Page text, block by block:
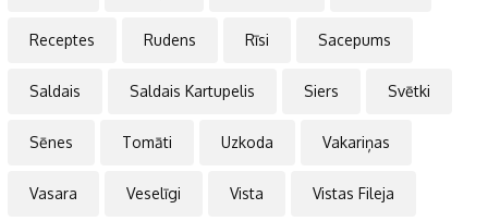
Receptes Rudens Rīsi Sacepums
Saldais Saldais Kartupelis Siers Svētki
Sēnes Tomāti Uzkoda Vakariņas
Vasara Veselīgi Vista Vistas Fileja